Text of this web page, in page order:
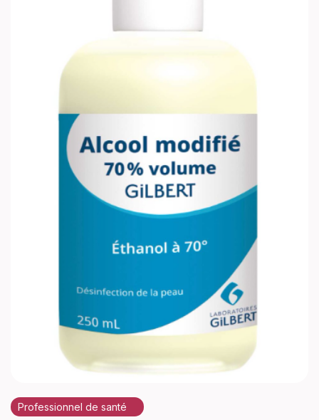
Professionnel de santé